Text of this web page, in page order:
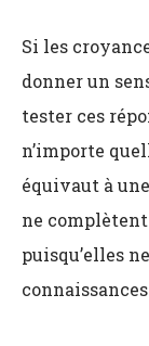
Si les
donner un
tester ces
n’importe
équivaut à
ne
puisqu’elles